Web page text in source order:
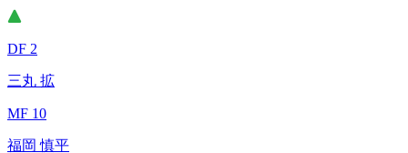
DF 2
三丸 拡
MF 10
福岡 慎平